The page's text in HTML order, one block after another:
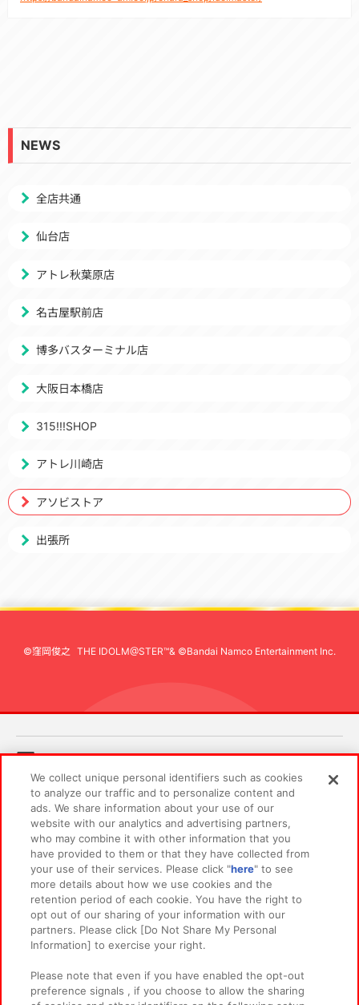
NEWS
全店共通
仙台店
アトレ秋葉原店
名古屋駅前店
博多バスターミナル店
大阪日本橋店
315!!!SHOP
アトレ川崎店
アソビストア
出張所
©窪岡俊之 THE IDOLM@STER™& ©Bandai Namco Entertainment Inc.
あそび場をさがす
ゲーム機をさがす
スマホ・PCであそぶ
イベント・キャンペーン
関連会社 サステナビリティ サイトポリシー
We collect unique personal identifiers such as cookies
to analyze our traffic and to personalize content and
ads. We share information about your use of our
website with our analytics and advertising partners,
who may combine it with other information that you
have provided to them or that they have collected from
your use of their services. Please click "here" to see
more details about how we use cookies and the
retention period of each cookie. You have the right to
opt out of our sharing of your information with our
partners. Please click [Do Not Share My Personal
Information] to exercise your right.
Please note that even if you have enabled the opt-out
preference signals , if you choose to allow the sharing